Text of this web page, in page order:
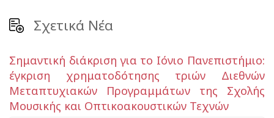
Σχετικά Νέα
Σημαντική διάκριση για το Ιόνιο Πανεπιστήμιο:
έγκριση χρηματοδότησης τριών Διεθνών
Μεταπτυχιακών Προγραμμάτων της Σχολής
Μουσικής και Οπτικοακουστικών Τεχνών